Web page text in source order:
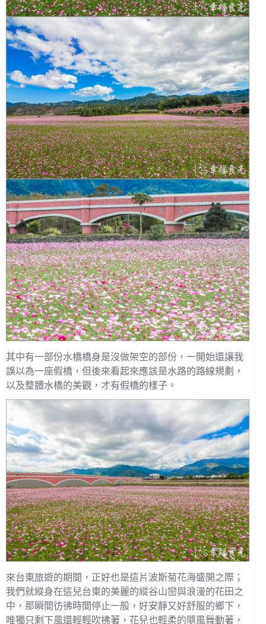
其中有一部份水橋橋身是沒做架空的部份，一開始還讓我
誤以為一座假橋，但後來看起來應該是水路的路線規劃，
以及整體水橋的美觀，才有假橋的樣子。
來台東旅遊的期間，正好也是這片波斯菊花海盛開之際；
我們就縱身在這兒台東的美麗的縱谷山巒與浪漫的花田之
中，那瞬間彷彿時間停止一般，好安靜又好舒服的鄉下，
唯獨只剩下風還輕輕吹拂著，花兒也輕柔的隨風舞動著，